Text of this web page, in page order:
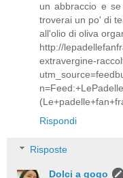
un abbraccio e
troverai un po' di
all'olio di oliva
http://
extravergine-
Rispondi
Risposte
Dolci a gogo